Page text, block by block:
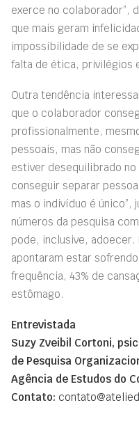
exerce no colaborador”,
que mais geram
impossibilidade de se
falta de ética, privilégios
Outra tendência
que o colaborador
profissionalmente,
pessoais, mas não
estiver desequilibrado no
conseguir separar
mas o indivíduo é único”,
números da pesquisa
pode, inclusive, adoecer.
apontaram estar
frequência, 43% de
estômago.
Entrevistada
Suzy Zveibil Cortoni,
de Pesquisa
Agência de Estudos do
Contato: